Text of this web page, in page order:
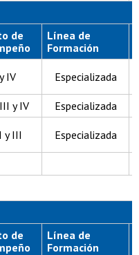
de
Línea de
Formación
IV Especializada
y IV
Especializada
y III Especializada
de
Línea de
Formación